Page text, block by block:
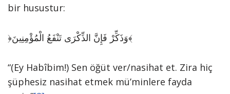
bir husustur:
﴿وَذَكِّرْ فَإِنَّ الذِّكْرَى تَنْفَعُ الْمُؤْمِنِينَ﴾
“(Ey Habîbim!) Sen öğüt ver/nasihat et. Zira hiç
şüphesiz nasihat etmek mü’minlere fayda